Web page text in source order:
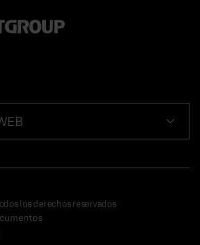
los derechos reservados